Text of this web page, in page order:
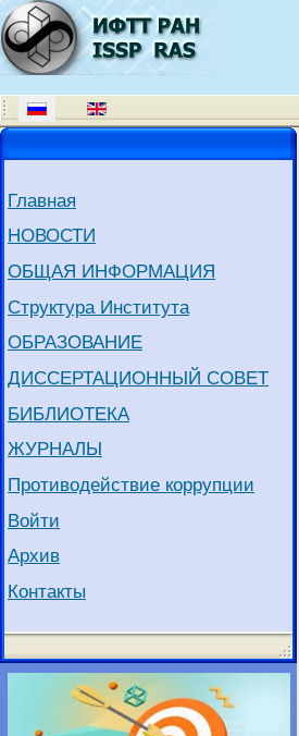
Главная
НОВОСТИ
ОБЩАЯ ИНФОРМАЦИЯ
Структура Института
ОБРАЗОВАНИЕ
ДИССЕРТАЦИОННЫЙ СОВЕТ
БИБЛИОТЕКА
ЖУРНАЛЫ
Противодействие коррупции
Войти
Архив
Контакты